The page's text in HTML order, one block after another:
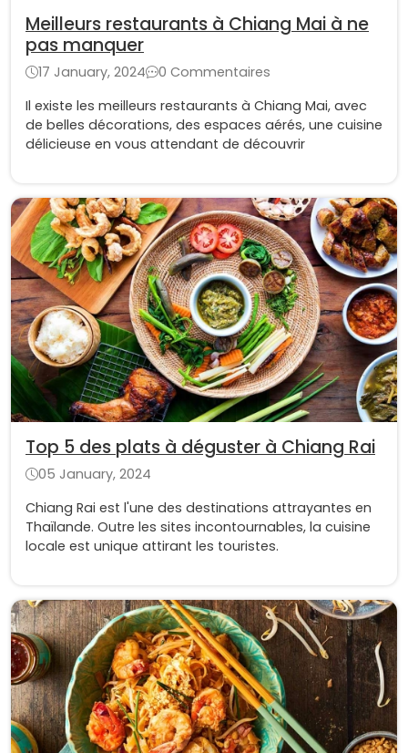
Meilleurs restaurants à Chiang Mai à ne
pas manquer
17 January, 2024
0 Commentaires
Il existe les meilleurs restaurants à Chiang Mai, avec
de belles décorations, des espaces aérés, une cuisine
délicieuse en vous attendant de découvrir
Top 5 des plats à déguster à Chiang Rai
05 January, 2024
Chiang Rai est l'une des destinations attrayantes en
Thaïlande. Outre les sites incontournables, la cuisine
locale est unique attirant les touristes.